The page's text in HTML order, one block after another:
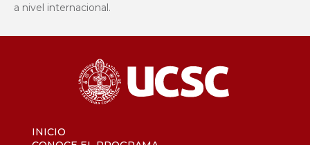
a nivel internacional.
INICIO